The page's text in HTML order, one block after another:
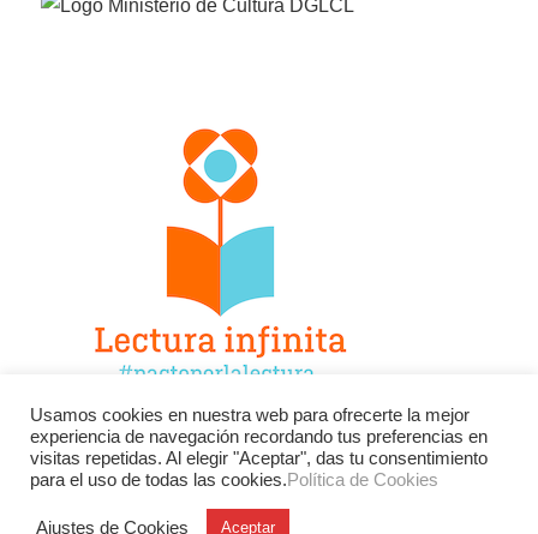
Facebook Twitter
Instagram
YouTube
LinkedIn Contacto
Usamos cookies en nuestra web para ofrecerte la mejor
experiencia de navegación recordando tus preferencias en
visitas repetidas. Al elegir "Aceptar", das tu consentimiento
para el uso de todas las cookies.Política de Cookies
Ajustes de Cookies Aceptar